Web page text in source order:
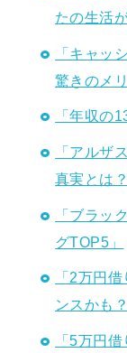
たの生活
「キャッ
驚きのメ
「年収の
「アルザ
真実とは？
「ブラッ
グTOP5」
「2万円
ンスかも？
「5万円